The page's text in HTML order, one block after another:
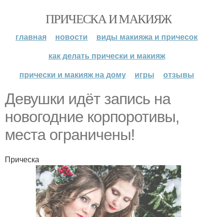
ПРИЧЕСКА И МАКИЯЖ
главная новости
виды макияжа и причесок
как делать прически и макияж
прически и макияж на дому
игры отзывы
Девушки идёт запись на
новогодние корпоротивы,
места ограничены!
Прическа